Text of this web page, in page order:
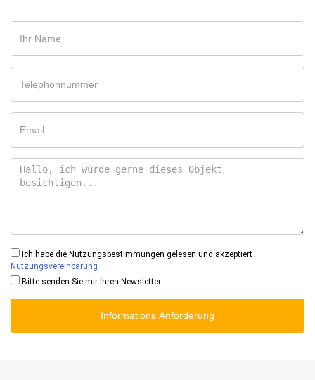
Ich habe die Nutzungsbestimmungen gelesen und akzeptiert
Nutzungsvereinbarung
Bitte senden Sie mir Ihren Newsletter
Informations Anforderung